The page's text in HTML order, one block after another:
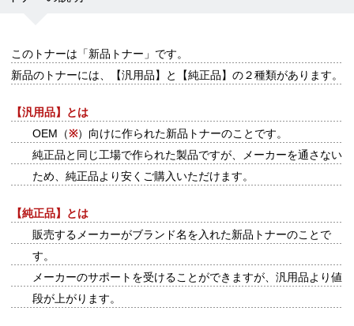
このトナーは 「新品トナー」 です。
新品のトナーには、【汎用品】と【純正品】の２種類があります。
【汎用品】とは
OEM（※）向けに作られた新品トナーのことです。
純正品と同じ工場で作られた製品ですが、メーカーを通さない
ため、純正品より安くご購入いただけます。
【純正品】とは
販売するメーカーがブランド名を入れた新品トナーのことで
す。
メーカーのサポートを受けることができますが、汎用品より値
段が上がります。